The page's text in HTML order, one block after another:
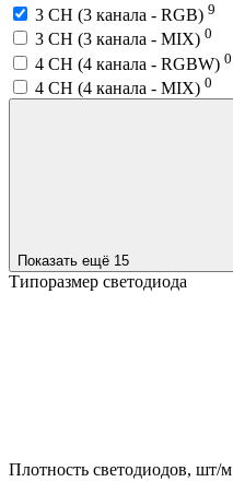
3 CH (3 канала - RGB) 9
3 CH (3 канала - MIX) 0
4 CH (4 канала - RGBW) 0
4 CH (4 канала - MIX) 0
Показать ещё 15
Типоразмер светодиода
Плотность светодиодов, шт/м